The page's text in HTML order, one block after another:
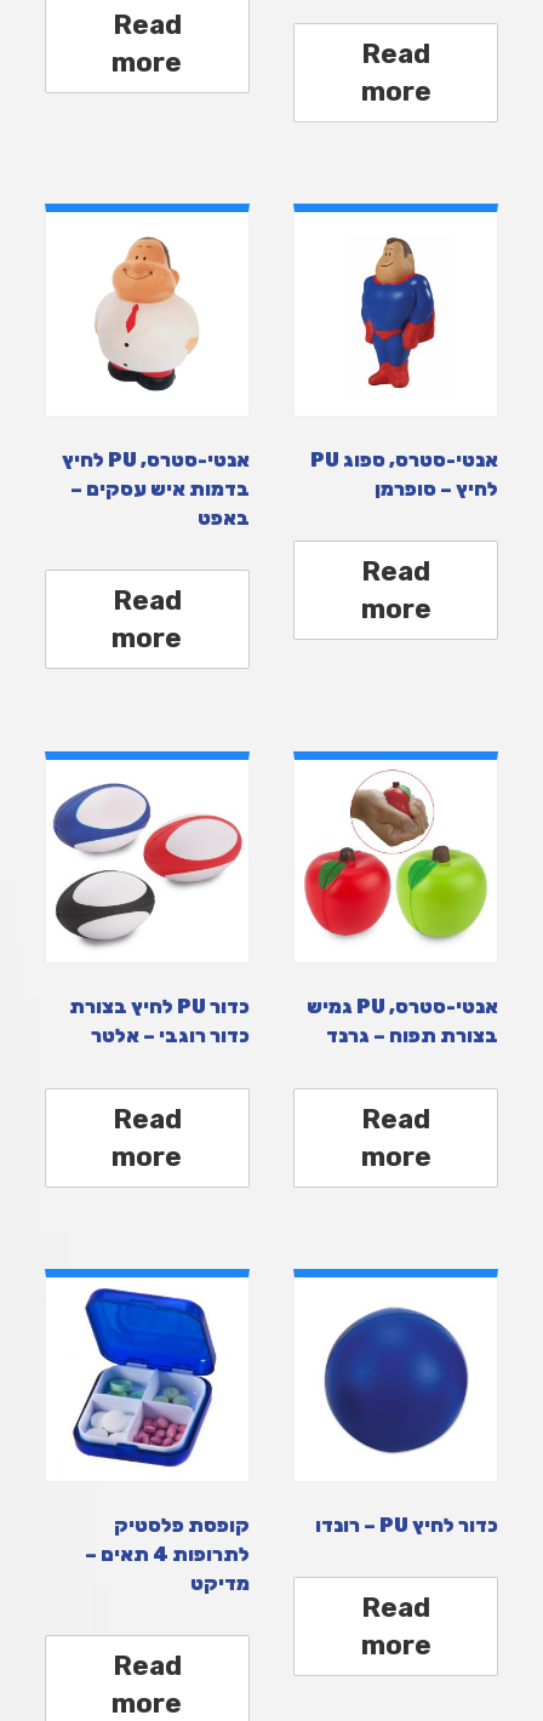
Read
more
Read
more
אנטי-סטרס, ספוג PU
לחיץ – סופרמן
Read
more
אנטי-סטרס, PU לחיץ
בדמות איש עסקים –
באפט
Read
more
אנטי-סטרס, PU גמיש
בצורת תפוח – גרנד
Read
more
כדור PU לחיץ בצורת
כדור רוגבי – אלטר
Read
more
כדור לחיץ PU – רונדו
Read
more
קופסת פלסטיק
לתרופות 4 תאים –
מדיקט
Read
more